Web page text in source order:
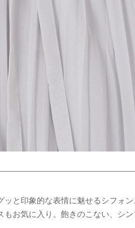
と印象的な表情に魅せるシフォン
お気に入り。飽きのこない、シ